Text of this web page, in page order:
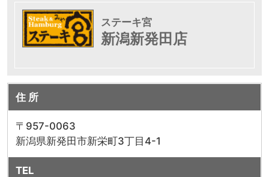
ステーキ宮
新潟新発田店
住 所
〒957-0063
新潟県新発田市新栄町3丁目4-1
TEL